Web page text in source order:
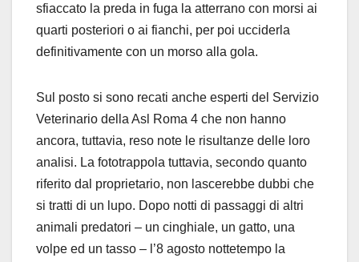
sfiaccato la preda in fuga la atterrano con morsi ai
quarti posteriori o ai fianchi, per poi ucciderla
definitivamente con un morso alla gola.
Sul posto si sono recati anche esperti del Servizio
Veterinario della Asl Roma 4 che non hanno
ancora, tuttavia, reso note le risultanze delle loro
analisi. La fototrappola tuttavia, secondo quanto
riferito dal proprietario, non lascerebbe dubbi che
si tratti di un lupo. Dopo notti di passaggi di altri
animali predatori – un cinghiale, un gatto, una
volpe ed un tasso – l’8 agosto nottetempo la